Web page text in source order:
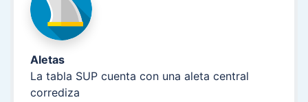
Aletas
La tabla SUP cuenta con una aleta central
corrediza